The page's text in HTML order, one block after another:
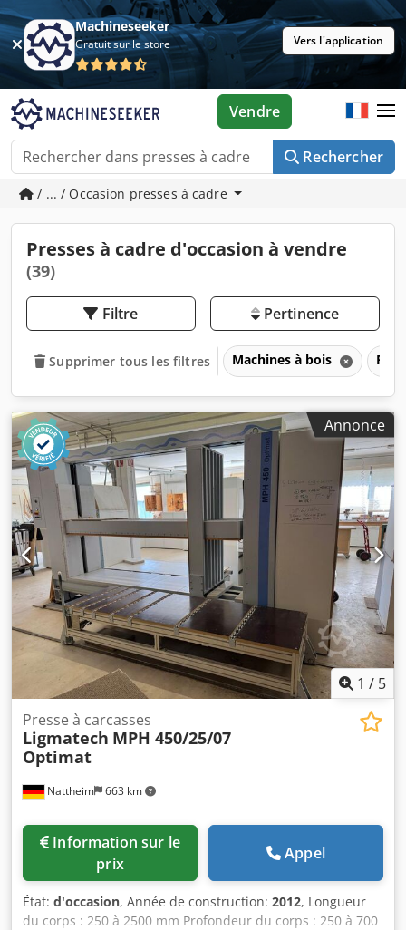
Machineseeker
Gratuit sur le store Vers l'application
Rechercher
Vendre
/ ... / Occasion presses à cadre
Presses à cadre d'occasion à vendre
(39)
Filtre Pertinence
Supprimer tous les filtres Machines à bois
Annonce
1 / 5
Nattheim 663 km
Presse à carcasses
Ligmatech MPH 450/25/07
Optimat
prix
Appel
État: d'occasion, Année de construction: 2012, Longueur
du corps : 250 à 2500 mm Profondeur du corps : 250 à 700